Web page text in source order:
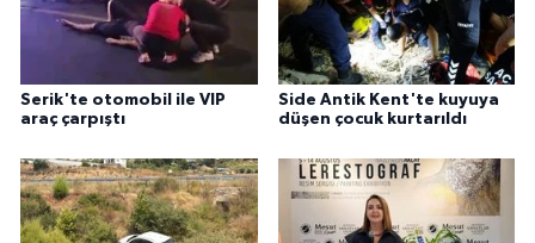
Serik'te otomobil ile VIP
araç çarpıştı
Side Antik Kent'te kuyuya
düşen çocuk kurtarıldı